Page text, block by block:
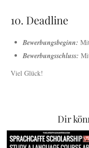
10. Deadline
Bewerbungsbeginn:
Bewerbungsschluss:
Viel Glück!
Dir